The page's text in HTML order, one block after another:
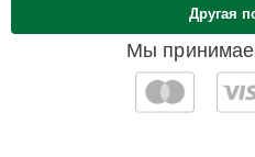
Мы
Другая